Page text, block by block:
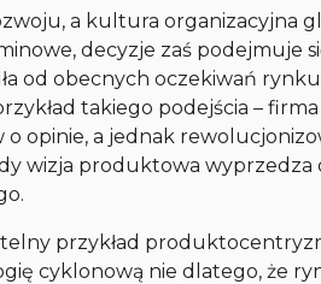
a kultura organizacyjna
decyzje zaś podejmuje
od obecnych oczekiwań
takiego podejścia –
opinie, a jednak
wizja produktowa wyprzedza
przykład
cyklonową nie dlatego, że